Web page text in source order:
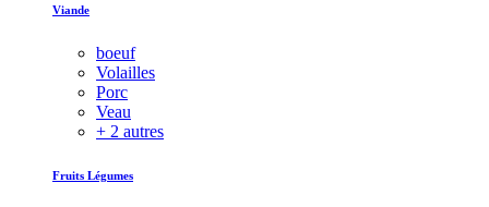
Viande
boeuf
Volailles
Porc
Veau
+ 2 autres
Fruits Légumes